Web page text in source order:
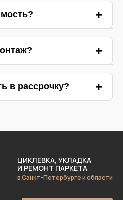
в рассрочку?
ЦИКЛЕВКА, УКЛАДКА
И РЕМОНТ ПАРКЕТА
в Санкт-Петербурге и области